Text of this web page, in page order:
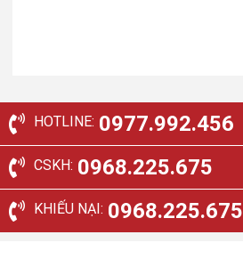
HOTLINE: 0977.992.456
CSKH: 0968.225.675
KHIẾU NẠI: 0968.225.675